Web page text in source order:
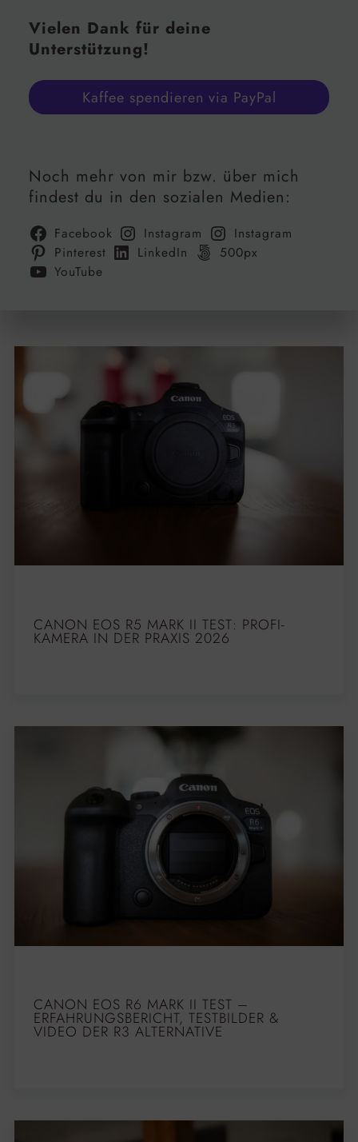
Vielen Dank für deine
Unterstützung!
Kaffee spendieren via PayPal
Noch mehr von mir bzw. über mich
findest du in den sozialen Medien:
Facebook Instagram
Instagram
Pinterest
LinkedIn
500px
YouTube
CANON EOS R5 MARK II TEST: PROFI-
KAMERA IN DER PRAXIS 2026
CANON EOS R6 MARK II TEST –
ERFAHRUNGSBERICHT, TESTBILDER &
VIDEO DER R3 ALTERNATIVE